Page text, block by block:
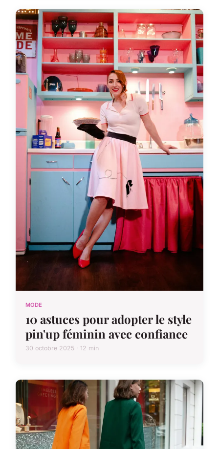
MODE
10 astuces pour adopter le style
pin'up féminin avec confiance
30 octobre 2025 · 12 min